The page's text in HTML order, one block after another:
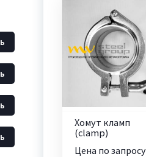
Хомут кламп
(clamp)
Цена по запросу